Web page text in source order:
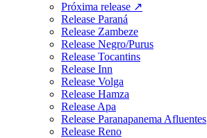
Próxima release ↗
Release Paraná
Release Zambeze
Release Negro/Purus
Release Tocantins
Release Inn
Release Volga
Release Hamza
Release Apa
Release Paranapanema Afluentes
Release Reno